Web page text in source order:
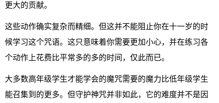
更大的贡献。
这些动作确实复杂而精细。但这并不能阻止你在十一岁的时
候学习这个咒语。这只意味着你需要更加小心，并在练习各
个动作上花费比平常多的多的时间，仅此而已。
大多数高年级学生才能学会的魔咒需要的魔力比低年级学生
能召集到的更多。但守护神咒并非如此，它的难度并不是因